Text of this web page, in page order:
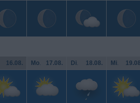
16.08. Mo. 17.08. Di. 18.08. Mi.